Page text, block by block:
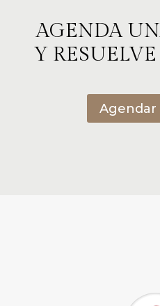
AGENDA
Y
Agendar